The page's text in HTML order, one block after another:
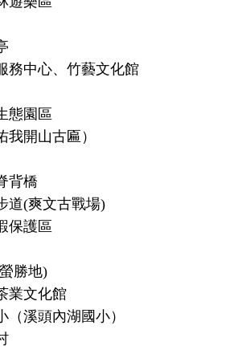
務中心、竹藝文化館
態園區
我開山古匾）
背橋
道(爽文古戰場)
保護區
勝地)
業文化館
（溪頭內湖國小）